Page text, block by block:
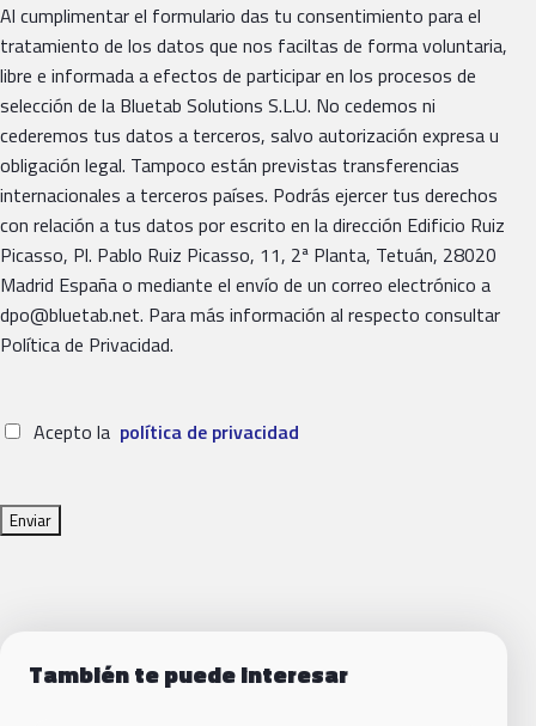
Al cumplimentar el formulario das tu consentimiento para el
tratamiento de los datos que nos faciltas de forma voluntaria,
libre e informada a efectos de participar en los procesos de
selección de la Bluetab Solutions S.L.U. No cedemos ni
cederemos tus datos a terceros, salvo autorización expresa u
obligación legal. Tampoco están previstas transferencias
internacionales a terceros países. Podrás ejercer tus derechos
con relación a tus datos por escrito en la dirección Edificio Ruiz
Picasso, Pl. Pablo Ruiz Picasso, 11, 2ª Planta, Tetuán, 28020
Madrid España o mediante el envío de un correo electrónico a
dpo@bluetab.net. Para más información al respecto consultar
Política de Privacidad.
Acepto la política de privacidad
También te puede interesar